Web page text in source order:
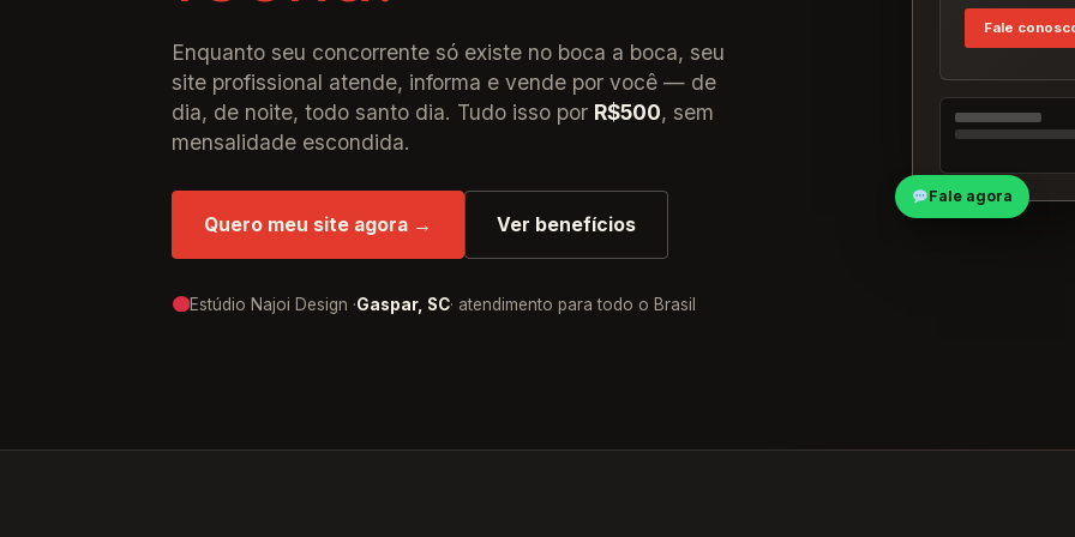
Enquanto seu concorrente só existe no boca a boca, seu
site profissional atende, informa e vende por você — de
dia, de noite, todo santo dia. Tudo isso por R$500, sem
mensalidade escondida.
Quero meu site agora → Ver benefícios
Estúdio Najoi Design ·Gaspar, SC· atendimento para todo o Brasil
Fale
Fale agora